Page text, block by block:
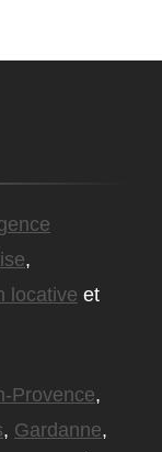
,
locative et
Provence,
, Gardanne,